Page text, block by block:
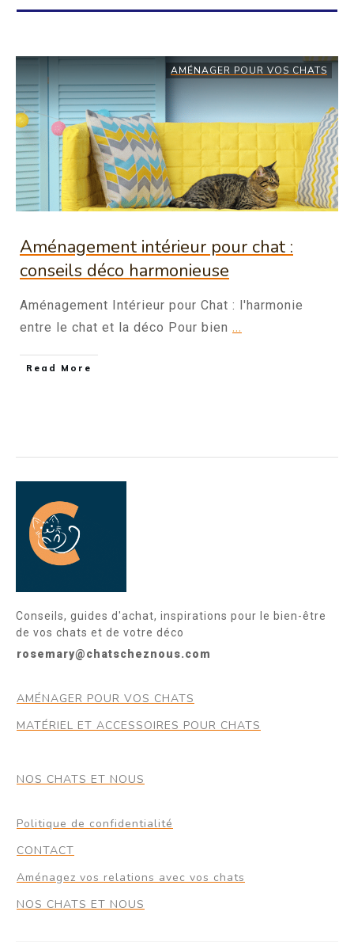
AMÉNAGER POUR VOS CHATS
Aménagement intérieur pour chat :
conseils déco harmonieuse
Aménagement Intérieur pour Chat : l'harmonie
entre le chat et la déco Pour bien ...
Read More
Conseils, guides d'achat, inspirations pour le bien-être
de vos chats et de votre déco
rosemary@chatscheznous.com
AMÉNAGER POUR VOS CHATS
MATÉRIEL ET ACCESSOIRES POUR CHATS
NOS CHATS ET NOUS
Politique de confidentialité
CONTACT
Aménagez vos relations avec vos chats
NOS CHATS ET NOUS